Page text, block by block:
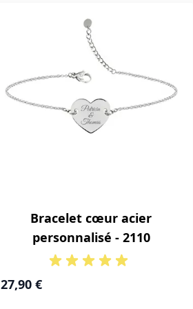
Bracelet cœur acier
personnalisé - 2110
27,90 €